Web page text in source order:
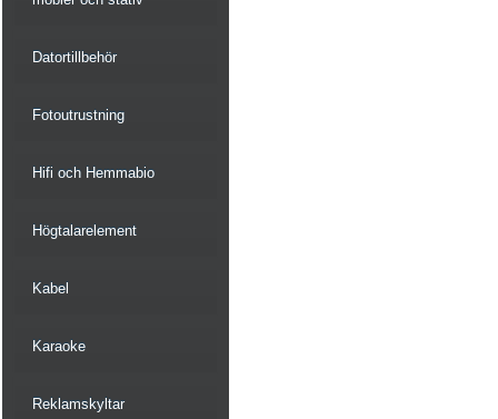
Datortillbehör
Fotoutrustning
Hifi och Hemmabio
Högtalarelement
Kabel
Karaoke
Reklamskyltar